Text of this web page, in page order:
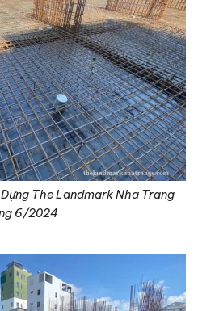
The Landmark Nha Trang
6/2024